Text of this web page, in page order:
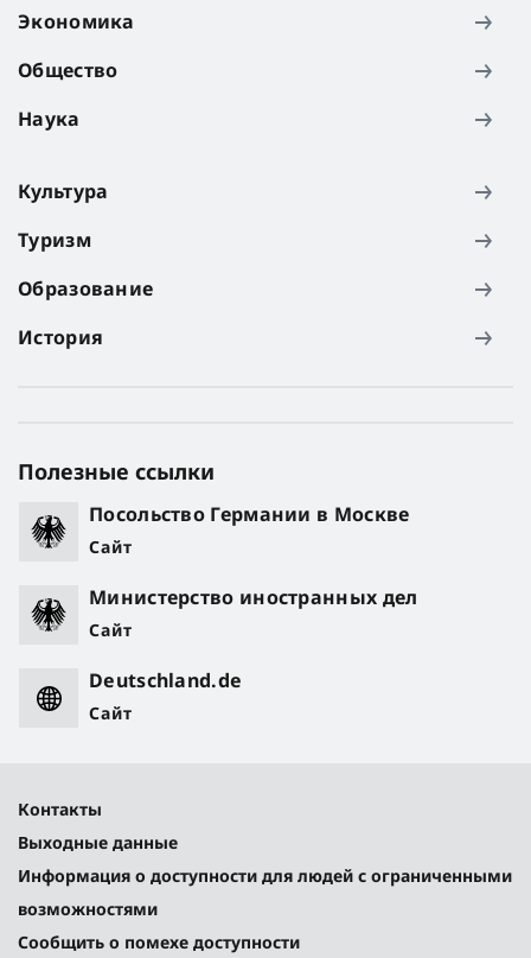
Экономика
Общество
Наука
Культура
Туризм
Образование
История
Полезные ссылки
Посольство Германии в Москве
Сайт
Министерство иностранных дел
Сайт
Deutschland.de
Сайт
Контакты
Выходные данные
Информация о доступности для людей с ограниченными
возможностями
Сообщить о помехе доступности